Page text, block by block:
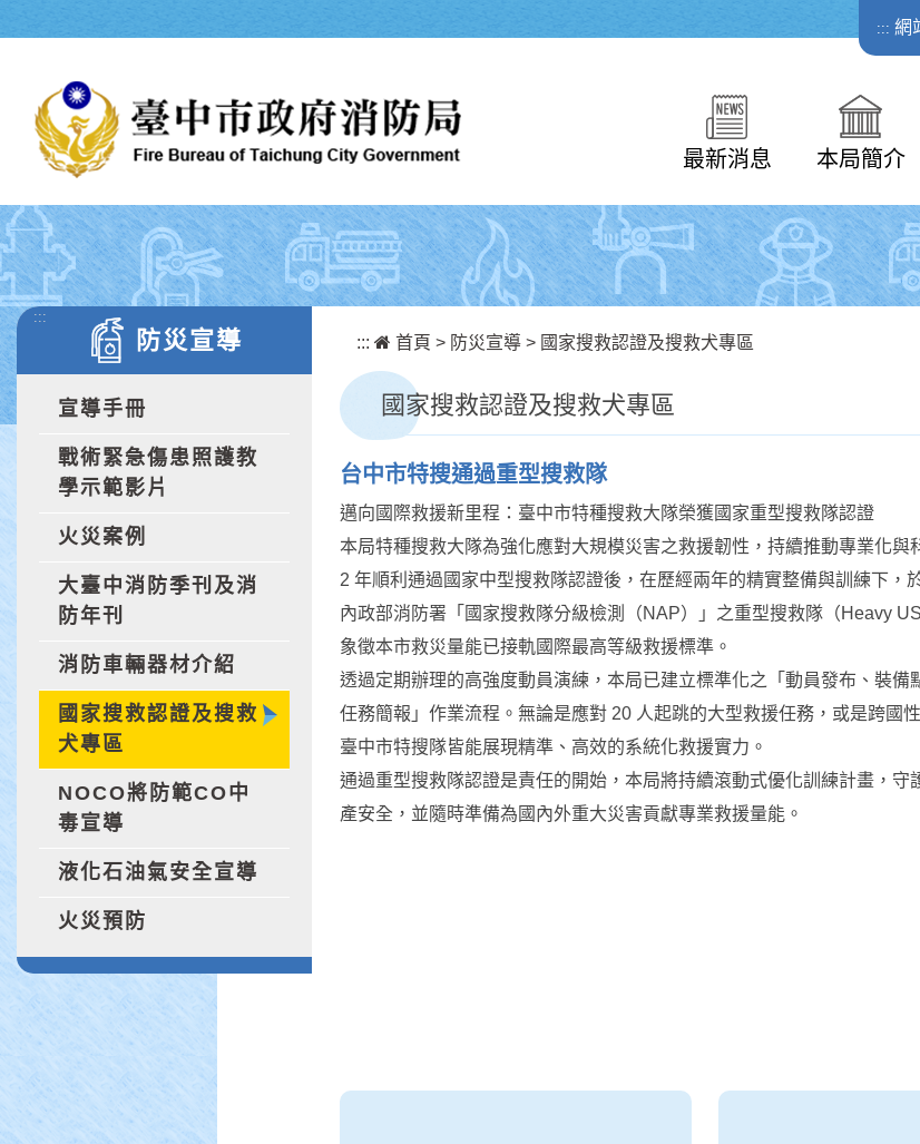
::: 網
最新消息 本局簡介
:::
防災宣導
宣導手冊
戰術緊急傷患照護教
學示範影片
火災案例
大臺中消防季刊及消
防年刊
消防車輛器材介紹
國家搜救認證及搜救
犬專區
NOCO將防範CO中
毒宣導
液化石油氣安全宣導
火災預防
::: 首頁 > 防災宣導 > 國家搜救認證及搜救犬專區
國家搜救認證及搜救犬專區
台中市特搜通過重型搜救隊
邁向國際救援新里程：臺中市特種搜救大隊榮獲國家重型搜救隊認證
本局特種搜救大隊為強化應對大規模災害之救援韌性，持續推動專業化與
2 年順利通過國家中型搜救隊認證後，在歷經兩年的精實整備與訓練下，
內政部消防署「國家搜救隊分級檢測（NAP）」之重型搜救隊（Heavy
象徵本市救災量能已接軌國際最高等級救援標準。
透過定期辦理的高強度動員演練，本局已建立標準化之「動員發布、裝備
任務簡報」作業流程。無論是應對 20 人起跳的大型救援任務，或是跨國
臺中市特搜隊皆能展現精準、高效的系統化救援實力。
通過重型搜救隊認證是責任的開始，本局將持續滾動式優化訓練計畫，守
產安全，並隨時準備為國內外重大災害貢獻專業救援量能。